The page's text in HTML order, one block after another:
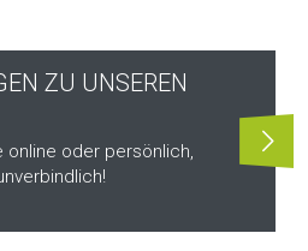
ZU UNSEREN
online oder persönlich,